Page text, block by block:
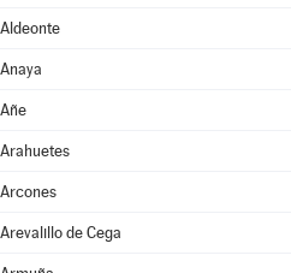
Aldeonte
Anaya
Añe
Arahuetes
Arcones
Arevalillo de Cega